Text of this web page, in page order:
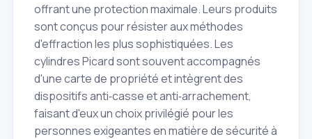
offrant une protection maximale. Leurs produits
sont conçus pour résister aux méthodes
d'effraction les plus sophistiquées. Les
cylindres Picard sont souvent accompagnés
d'une carte de propriété et intègrent des
dispositifs anti‑casse et anti‑arrachement,
faisant d'eux un choix privilégié pour les
personnes exigeantes en matière de sécurité à